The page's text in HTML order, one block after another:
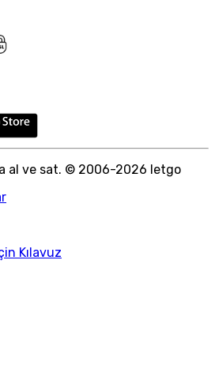
al ve sat. © 2006-2026 letgo
Kılavuz